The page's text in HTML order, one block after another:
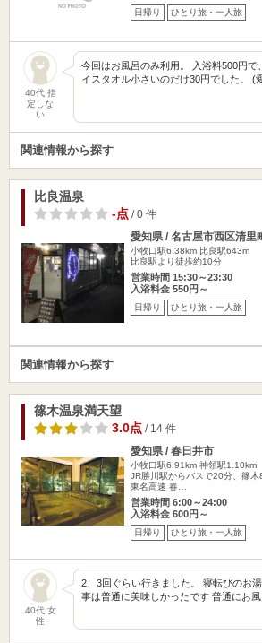
日帰り ひとり旅・一人旅
40代 指
定しな
い
今回はお風呂のみ利用。 入浴料500円で
イスタオル小さいのだけ30円でした。 (
関連情報から探す
比良温泉
-点/ 0 件
愛知県 / 名古屋市西区清里
小牧口駅6.38km 比良駅643m
比良駅より徒歩約10分
営業時間 15:30～23:30
入浴料金 550円～
日帰り ひとり旅・一人旅
関連情報から探す
篠木温泉満天望
3.0点/ 14 件
愛知県 / 春日井市
小牧口駅6.91km 神領駅1.10km
JR勝川駅からバスで20分、篠
東名高速 春…
営業時間 6:00～24:00
入浴料金 600円～
日帰り ひとり旅・一人旅
40代 女
性
2、3回ぐらい行きました。 寝転びのお
事は普通に美味しかったです 普通にお